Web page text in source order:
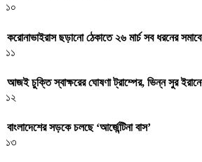
১০
করোনাভাইরাস ছড়ানো ঠেকাতে ২৬ মার্চ সব ধরনের
১১
আজই চুক্তি স্বাক্ষরের ঘোষণা ট্রাম্পের, ভিন্ন সুর
১২
বাংলাদেশের সড়কে চলছে ‘আর্জেন্টিনা বাস’
১৩